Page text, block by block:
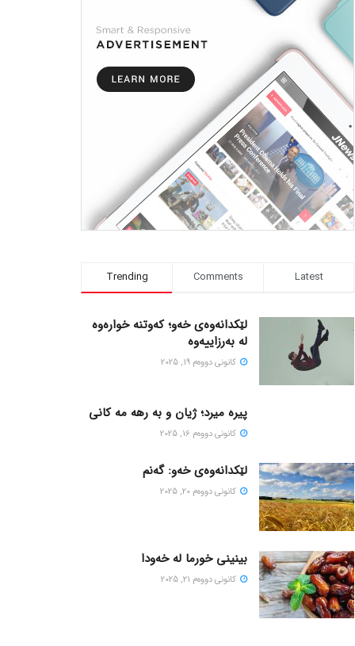
Trending Comments Latest
لێکدانەوەی خەو؛ کەوتنە خوارەوە
لە بەرزاییەوە
كانونی دووه‌م 19, 2025
پیره میرد؛ ژیان و به رهه مه کانی
كانونی دووه‌م 16, 2025
لێکدانەوەی خەو: گەنم
كانونی دووه‌م 20, 2025
بینینی خورما لە خەودا
كانونی دووه‌م 21, 2025